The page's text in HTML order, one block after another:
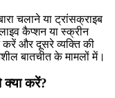
चलाने या ट्रांसक्राइब
कैप्शन या स्क्रीन
करें और दूसरे व्यक्ति की
बातचीत के मामलों में।
क्या करें?